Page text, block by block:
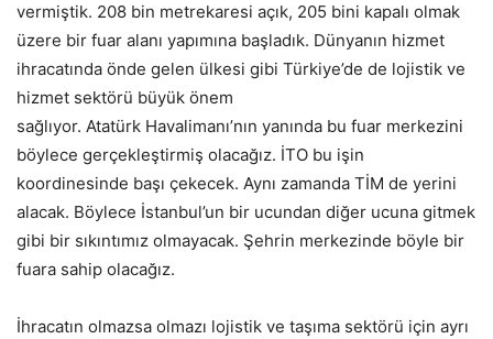
vermiştik. 208 bin metrekaresi açık, 205 bini kapalı olmak
üzere bir fuar alanı yapımına başladık. Dünyanın hizmet
ihracatında önde gelen ülkesi gibi Türkiye’de de lojistik ve
hizmet sektörü büyük önem
sağlıyor. Atatürk Havalimanı’nın yanında bu fuar merkezini
böylece gerçekleştirmiş olacağız. İTO bu işin
koordinesinde başı çekecek. Aynı zamanda TİM de yerini
alacak. Böylece İstanbul’un bir ucundan diğer ucuna gitmek
gibi bir sıkıntımız olmayacak. Şehrin merkezinde böyle bir
fuara sahip olacağız.
İhracatın olmazsa olmazı lojistik ve taşıma sektörü için ayrı